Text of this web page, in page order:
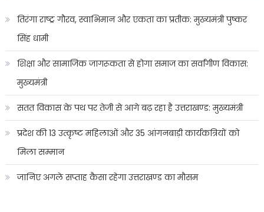
तिरंगा राष्ट्र गौरव, स्वाभिमान और एकता का प्रतीक: मुख्यमंत्री पुष्कर
सिंह धामी
शिक्षा और सामाजिक जागरूकता से होगा समाज का सर्वांगीण विकास:
मुख्यमंत्री
सतत विकास के पथ पर तेजी से आगे बढ़ रहा है उत्तराखण्ड: मुख्यमंत्री
प्रदेश की 13 उत्कृष्ट महिलाओं और 35 आंगनबाड़ी कार्यकत्रियों को
मिला सम्मान
जानिए अगले सप्ताह कैसा रहेगा उत्तराखण्ड का मौसम